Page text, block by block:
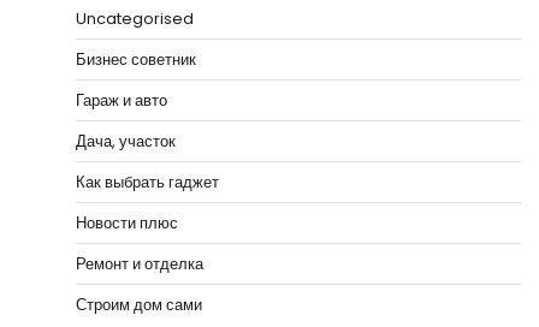
Uncategorised
Бизнес советник
Гараж и авто
Дача, участок
Как выбрать гаджет
Новости плюс
Ремонт и отделка
Строим дом сами